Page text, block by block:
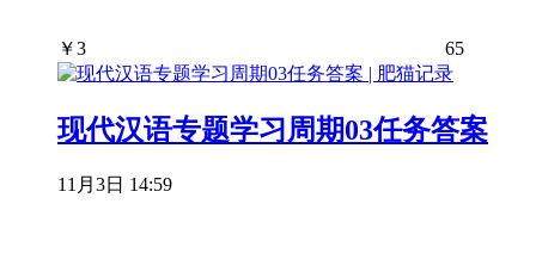
￥3 65
现代汉语专题学习周期03任务答案
11月3日 14:59